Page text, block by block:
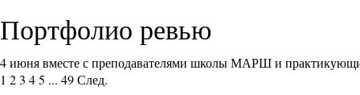
Портфолио ревью
4 июня вместе с преподавателями школы МАРШ и
1 23 45 ... 49След.